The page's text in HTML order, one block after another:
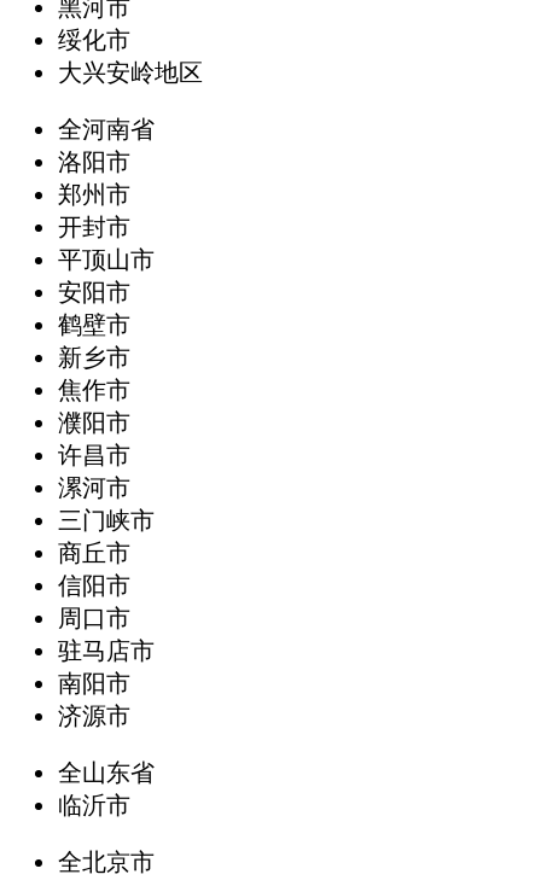
黑河市
绥化市
大兴安岭地区
全河南省
洛阳市
郑州市
开封市
平顶山市
安阳市
鹤壁市
新乡市
焦作市
濮阳市
许昌市
漯河市
三门峡市
商丘市
信阳市
周口市
驻马店市
南阳市
济源市
全山东省
临沂市
全北京市